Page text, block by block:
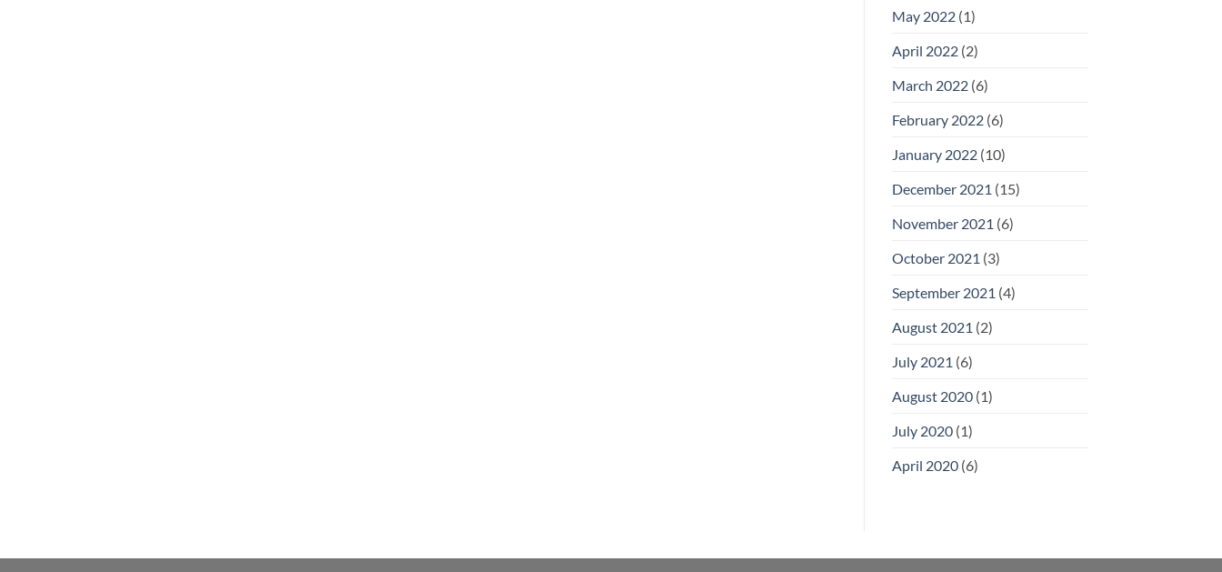
May 2022(1)
April 2022(2)
March 2022(6)
February 2022(6)
January 2022(10)
December 2021 (15)
November 2021 (6)
October 2021 (3)
September 2021 (4)
August 2021 (2)
July 2021 (6)
August 2020(1)
July 2020(1)
April 2020(6)